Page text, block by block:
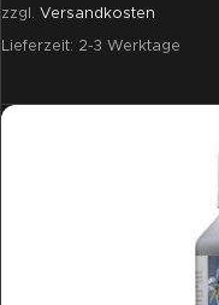
zzgl. Versandkosten
Lieferzeit: 2-3 Werktage